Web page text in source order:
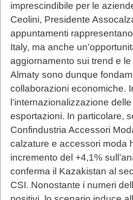
imprescindibile per le
Ceolini, Presidente
appuntamenti
Italy, ma anche
aggiornamento sui trend e
Almaty sono dunque
collaborazioni economiche.
l’internazionalizzazione
esportazioni. In particolare,
Confindustria Accessori
calzature e accessori moda
incremento del +4,1%
conferma il Kazakistan al
CSI. Nonostante i numeri